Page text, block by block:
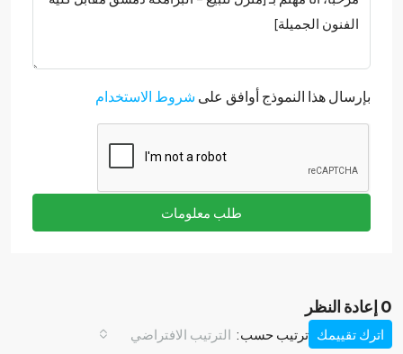
بإرسال هذا النموذج أوافق على شروط الاستخدام
طلب معلومات
0 إعادة النظر
ترتيب حسب: الترتيب الافتراضي اترك تقييمك